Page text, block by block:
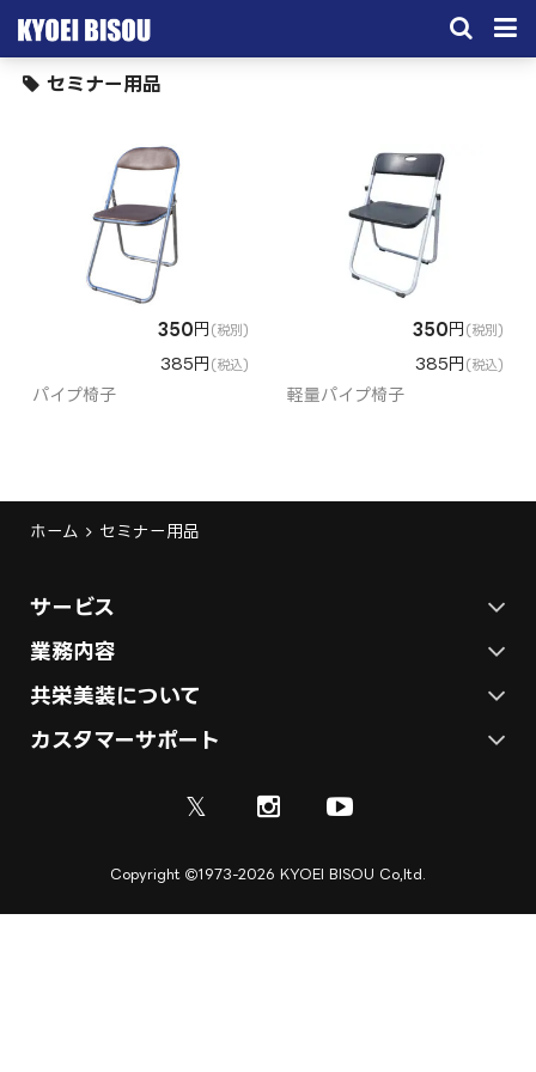
サービス
施工実績
会社概要
セミナー用品
350 円 (税別)
385円 (税込)
パイプ椅子
350 円 (税別)
385円 (税込)
軽量パイプ椅子
ホーム セミナー用品
サービス
ステージ施工プラン
テント施工プラン
展示会ブース制作
業務内容
各種イベントの総合サービス
展示会ブース装飾・デザイン
ディスプレイ・サイン制作
共栄美装について
会社概要
カスタマーサポート
𝕏
Copyright 1973-2026 KYOEI BISOU Co,ltd.